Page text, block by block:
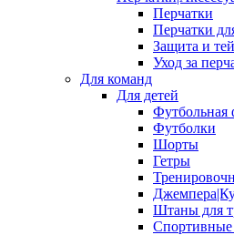
Перчатки
Перчатки
Защита и
Уход за
Для команд
Для детей
Футбольная
Футболки
Шорты
Гетры
Штаны для